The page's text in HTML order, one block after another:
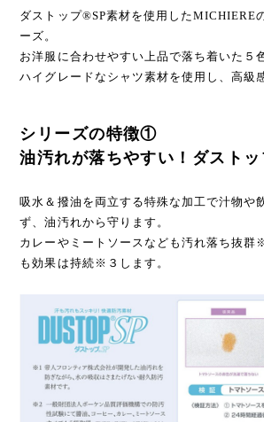
ダストップ®SP素材を使用したMICHIERE
ーズ。
お洋服に合わせやすい上品で落ち着いた５
ハイグレードなシャツ素材を使用し、高級
シリーズの特徴①
油汚れが落ちやすい！ダスト
吸水＆撥油を両立する特殊な加工で汁物や
ず、油汚れから守ります。
カレーやミートソースなども汚れ落ち抜群
も効果は持続※３します。